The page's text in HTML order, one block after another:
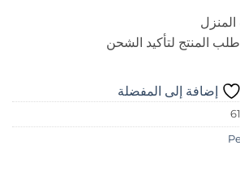
طلب المنتج لتأكيد الشحن
إضافة إلى المفضلة